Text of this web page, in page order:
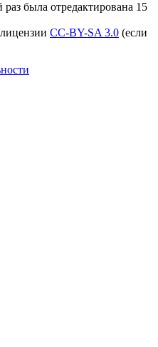
была отредактирована 15
CC-BY-SA 3.0 (если